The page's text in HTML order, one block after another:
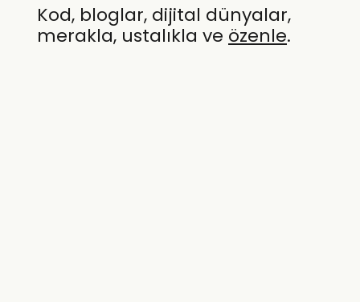
Kod, bloglar, dijital dünyalar,
merakla, ustalıkla ve özenle.